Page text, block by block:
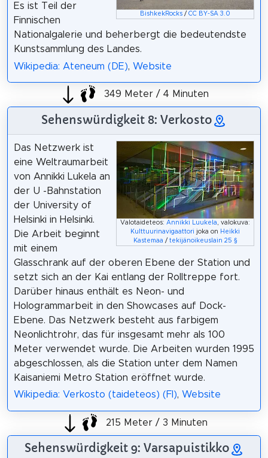
BishkekRocks /CC BY-SA 3.0
Es ist Teil der
Finnischen
Nationalgalerie und beherbergt die bedeutendste
Kunstsammlung des Landes.
Wikipedia: Ateneum (DE), Website
349 Meter / 4 Minuten
Sehenswürdigkeit 8: Verkosto
Valotaideteos:Annikki Luukela
, valokuva:
Kulttuurinavigaattori joka on Heikki
Kastemaa / tekijänoikeuslain 25 §
Das Netzwerk ist
eine Weltraumarbeit
von Annikki Lukela an
der U -Bahnstation
der University of
Helsinki in Helsinki.
Die Arbeit beginnt
mit einem
Glasschrank auf der oberen Ebene der Station und
setzt sich an der Kai entlang der Rolltreppe fort.
Darüber hinaus enthält es Neon- und
Hologrammarbeit in den Showcases auf Dock-
Ebene. Das Netzwerk besteht aus farbigem
Neonlichtrohr, das für insgesamt mehr als 100
Meter verwendet wurde. Die Arbeiten wurden 1995
abgeschlossen, als die Station unter dem Namen
Kaisaniemi Metro Station eröffnet wurde.
Wikipedia: Verkosto (taideteos) (FI), Website
215 Meter / 3 Minuten
Sehenswürdigkeit 9: Varsapuistikko